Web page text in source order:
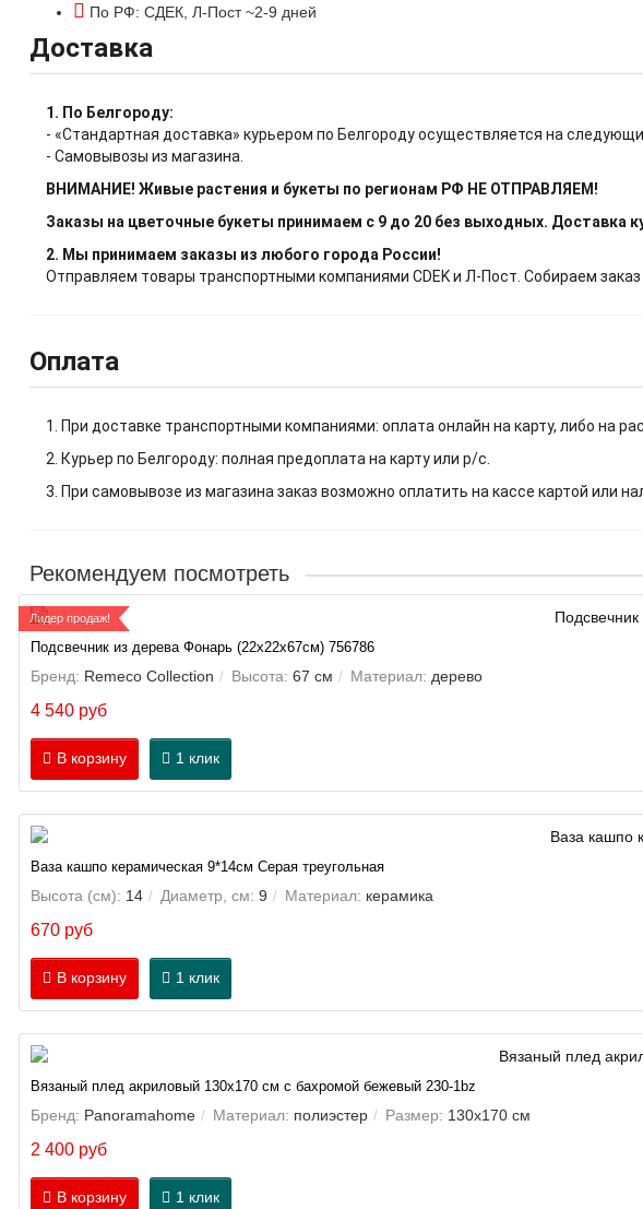
По РФ: СДЕК, Л-Пост ~2-9 дней
Доставка
1. По Белгороду:
- «Стандартная доставка» курьером по Белгороду осуществляется на
- Самовывозы из магазина.
ВНИМАНИЕ! Живые растения и букеты по регионам РФ НЕ ОТПРАВЛЯЕМ!
Заказы на цветочные букеты принимаем с 9 до 20 без выходных. Доставка
2. Мы принимаем заказы из любого города России!
Отправляем товары транспортными компаниями CDEK и Л-Пост. Собираем
Оплата
1. При доставке транспортными компаниями: оплата онлайн на карту, либо на
2. Курьер по Белгороду: полная предоплата на карту или р/с.
3. При самовывозе из магазина заказ возможно оплатить на кассе картой или
Рекомендуем посмотреть
Лидер продаж!
Подсвечник из дерева Фонарь (22х22х67см) 756786
Бренд: Remeco Collection Высота: 67 см Материал: дерево
4 540 руб
В корзину 1 клик
Ваза кашпо керамическая 9*14см Серая треугольная
Высота (см): 14 Диаметр, см: 9 Материал: керамика
670 руб
В корзину 1 клик
Вязаный плед акриловый 130х170 см с бахромой бежевый 230-1bz
Бренд: Panoramahome Материал: полиэстер Размер: 130х170 см
2 400 руб
В корзину 1 клик